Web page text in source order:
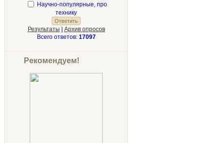
Научно-популярные, про
технику
Результаты
Архив опросов
Всего ответов: 17097
Рекомендуем!